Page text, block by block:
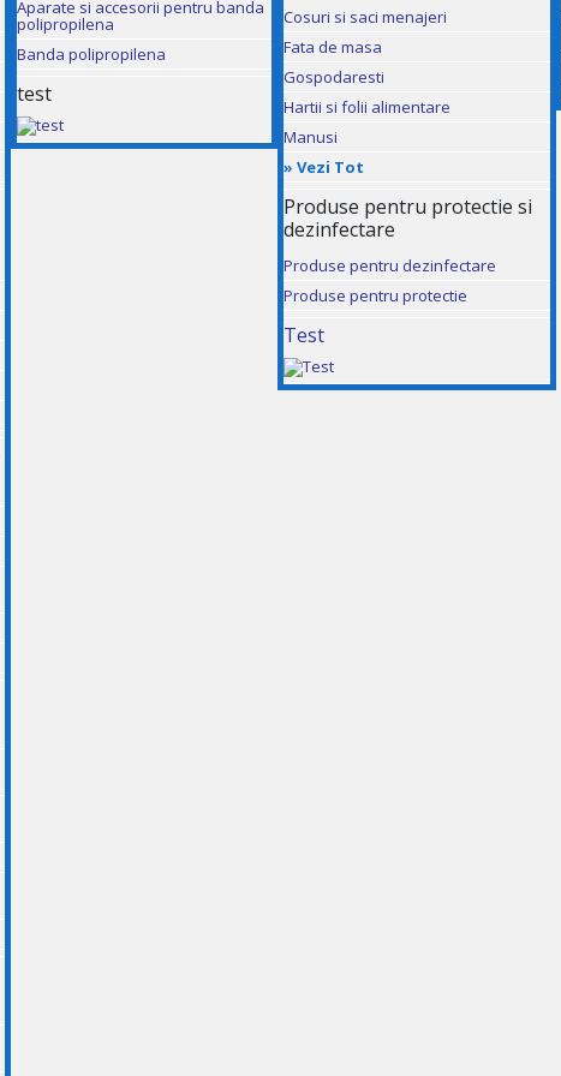
Aparate si accesorii pentru banda
polipropilena
Banda polipropilena
test
Cosuri si saci menajeri
Fata de masa
Gospodaresti
Hartii si folii alimentare
Manusi
» Vezi Tot
Produse pentru protectie si
dezinfectare
Produse pentru dezinfectare
Produse pentru protectie
Test